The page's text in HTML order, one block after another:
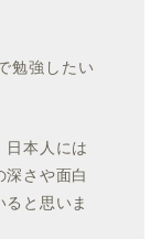
勉強したい
日本人には
深さや面白
と思いま